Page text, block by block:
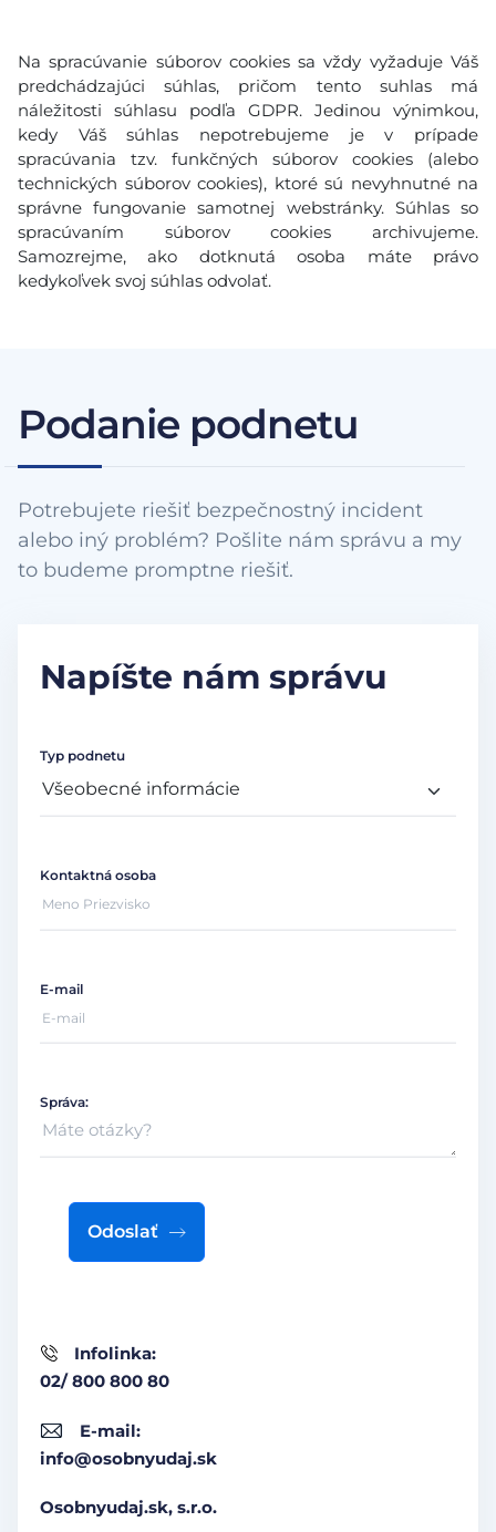
Na spracúvanie súborov cookies sa vždy vyžaduje Váš
predchádzajúci súhlas, pričom tento suhlas má
náležitosti súhlasu podľa GDPR. Jedinou výnimkou,
kedy Váš súhlas nepotrebujeme je v prípade
spracúvania tzv. funkčných súborov cookies (alebo
technických súborov cookies), ktoré sú nevyhnutné na
správne fungovanie samotnej webstránky. Súhlas so
spracúvaním súborov cookies archivujeme.
Samozrejme, ako dotknutá osoba máte právo
kedykoľvek svoj súhlas odvolať.
Podanie podnetu
Potrebujete riešiť bezpečnostný incident
alebo iný problém? Pošlite nám správu a my
to budeme promptne riešiť.
Napíšte nám správu
Infolinka:
02/ 800 800 80
E-mail:
info@osobnyudaj.sk
Osobnyudaj.sk, s.r.o.
Typ podnetu
Kontaktná osoba
E-mail
Správa:
Odoslať